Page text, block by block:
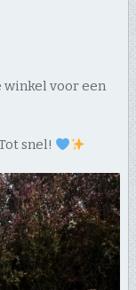
winkel voor een
snel!